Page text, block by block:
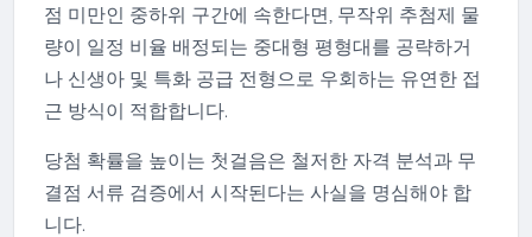
점 미만인 중하위 구간에 속한다면, 무작위 추첨제 물
량이 일정 비율 배정되는 중대형 평형대를 공략하거
나 신생아 및 특화 공급 전형으로 우회하는 유연한 접
근 방식이 적합합니다.
당첨 확률을 높이는 첫걸음은 철저한 자격 분석과 무
결점 서류 검증에서 시작된다는 사실을 명심해야 합
니다.